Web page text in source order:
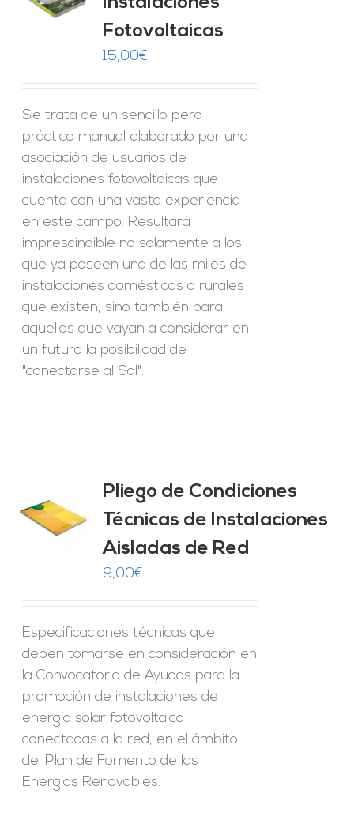
Fotovoltaicas
15,00€
Se trata de un sencillo pero
práctico manual elaborado por una
asociación de usuarios de
instalaciones fotovoltaicas que
cuenta con una vasta experiencia
en este campo. Resultará
imprescindible no solamente a los
que ya poseen una de las miles de
instalaciones domésticas o rurales
que existen, sino también para
aquellos que vayan a considerar en
un futuro la posibilidad de
"conectarse al Sol".
Pliego de Condiciones
Técnicas de Instalaciones
Aisladas de Red
9,00€
Especificaciones técnicas que
deben tomarse en consideración en
la Convocatoria de Ayudas para la
promoción de instalaciones de
energía solar fotovoltaica
conectadas a la red, en el ámbito
del Plan de Fomento de las
Energías Renovables.